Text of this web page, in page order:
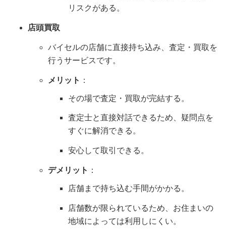
リスクがある。
店頭買取
バイセルの店舗に直接持ち込み、査定・買取を
行うサービスです。
メリット ：
その場で査定・買取が完結する。
査定士と直接対話できるため、疑問点を
すぐに解消できる。
安心して取引できる。
デメリット ：
店舗まで持ち込む手間がかかる。
店舗数が限られているため、お住まいの
地域によっては利用しにくい。